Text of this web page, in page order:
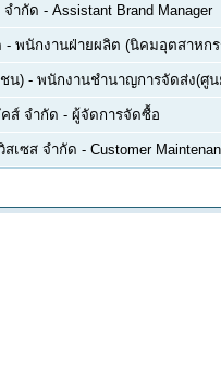
จำกัด - Assistant Brand Manager
- พนักงานฝ่ายผลิต (นิคมอุตสาหก
น) - พนักงานชำนาญการจัดส่ง(ศู
ส์ จำกัด - ผู้จัดการจัดซื้อ
เซส จำกัด - Customer